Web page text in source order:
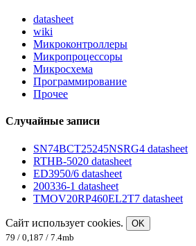
datasheet
wiki
Микроконтроллеры
Микропроцессоры
Микросхема
Программирование
Прочее
Случайные записи
SN74BCT25245NSRG4 datasheet
RTHB-5020 datasheet
ED3950/6 datasheet
200336-1 datasheet
TMOV20RP460EL2T7 datasheet
Сайт использует cookies.
OK
79 / 0,187 / 7.4mb